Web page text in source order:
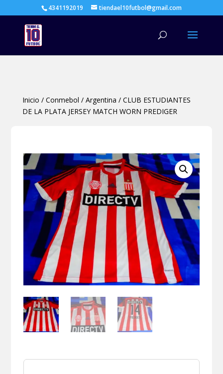
4341192019 tiendael10futbol@gmail.com
Inicio / Conmebol / Argentina / CLUB ESTUDIANTES
DE LA PLATA JERSEY MATCH WORN PREDIGER